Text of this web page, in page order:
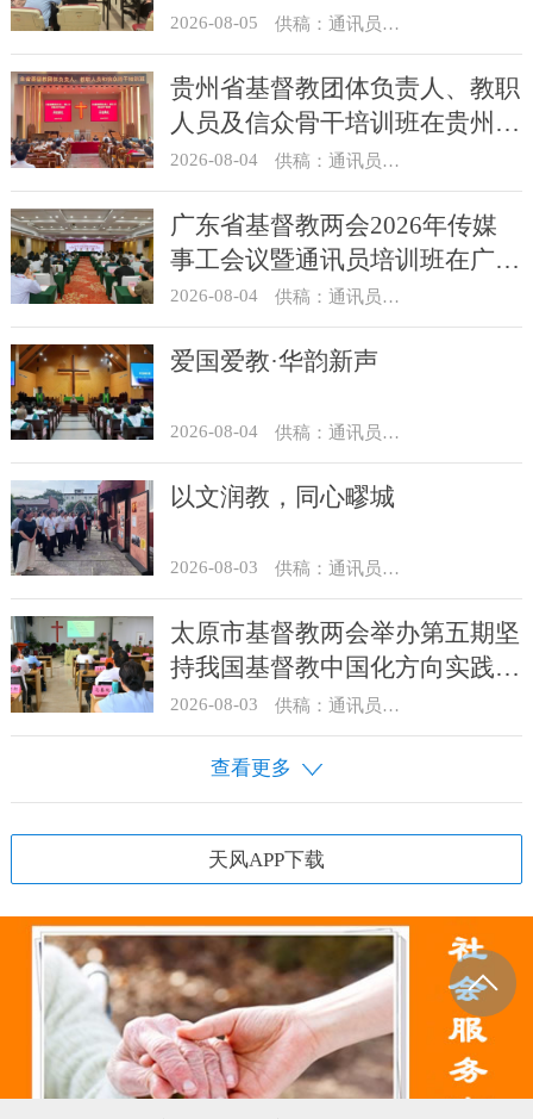
七月份联席会议
2026-08-05 供稿：通讯员 景健美
贵州省基督教团体负责人、教职
人员及信众骨干培训班在贵州圣
经学校举办
2026-08-04 供稿：通讯员 杨菁
广东省基督教两会2026年传媒
事工会议暨通讯员培训班在广州
举办
2026-08-04 供稿：通讯员 汪浩
爱国爱教·华韵新声
2026-08-04 供稿：通讯员 景健美
以文润教，同心疁城
2026-08-03 供稿：通讯员 景健美
太原市基督教两会举办第五期坚
持我国基督教中国化方向实践能
力专题培训
2026-08-03 供稿：通讯员 王建春 摄影：史爱梅
查看更多
天风APP下载